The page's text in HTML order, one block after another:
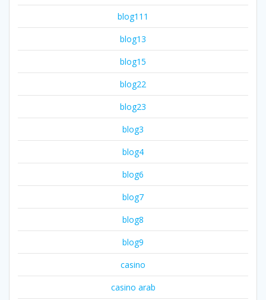
blog111
blog13
blog15
blog22
blog23
blog3
blog4
blog6
blog7
blog8
blog9
casino
casino arab